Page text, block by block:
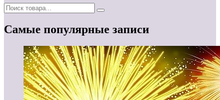
Самые популярные записи